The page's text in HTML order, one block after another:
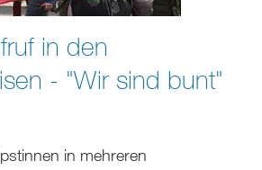
in den
- "Wir sind bunt"
in mehreren